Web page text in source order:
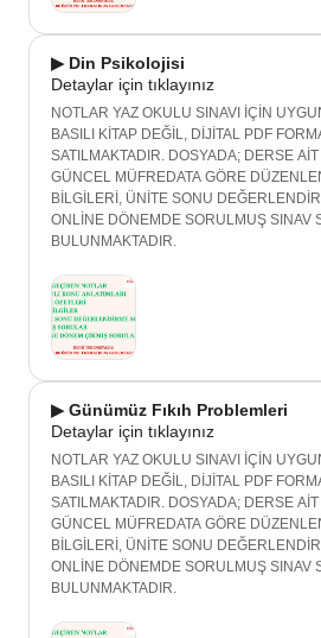
▶ Din Psikolojisi
Detaylar için tıklayınız
NOTLAR YAZ OKULU SINAVI İÇİN
BASILI KİTAP DEĞİL, DİJİTAL PDF
SATILMAKTADIR. DOSYADA; DERSE
GÜNCEL MÜFREDATA GÖRE
BİLGİLERİ, ÜNİTE SONU
ONLİNE DÖNEMDE SORULMUŞ SINAV
BULUNMAKTADIR.
▶ Günümüz Fıkıh Problemleri
Detaylar için tıklayınız
NOTLAR YAZ OKULU SINAVI İÇİN
BASILI KİTAP DEĞİL, DİJİTAL PDF
SATILMAKTADIR. DOSYADA; DERSE
GÜNCEL MÜFREDATA GÖRE
BİLGİLERİ, ÜNİTE SONU
ONLİNE DÖNEMDE SORULMUŞ SINAV
BULUNMAKTADIR.